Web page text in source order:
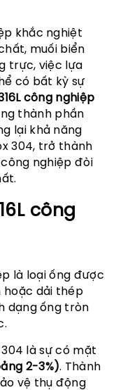
khắc nghiệt
muối biển
trực, việc lựa
có bất kỳ sự
công nghiệp
thành phần
lại khả năng
304, trở thành
nghiệp đòi
công
là loại ống được
hoặc dải thép
dạng ống tròn
là sự có mặt
2-3%). Thành
vệ thụ động